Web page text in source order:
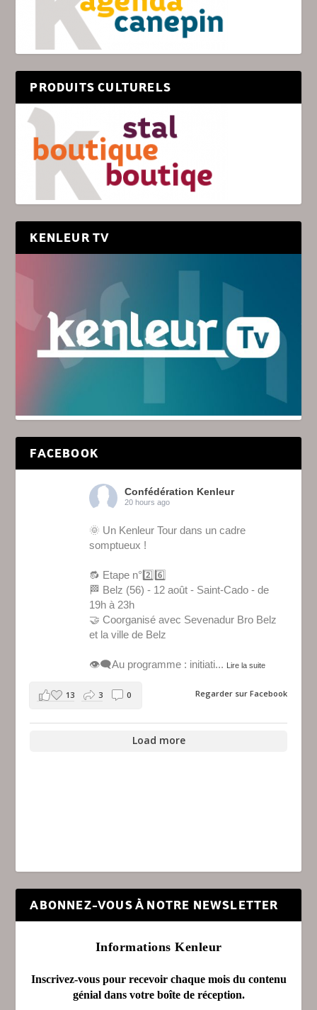
PRODUITS CULTURELS
KENLEUR TV
FACEBOOK
Confédération Kenleur
20 hours ago
🌞 Un Kenleur Tour dans un cadre
somptueux !
🔂 Etape n°2️⃣6️⃣
🏁 Belz (56) - 12 août - Saint-Cado - de
19h à 23h
🤝 Coorganisé avec Sevenadur Bro Belz
et la ville de Belz
👁️‍🗨️Au programme : initiati... Lire la suite
Regarder sur Facebook
13 3 0
Load more
ABONNEZ-VOUS À NOTRE NEWSLETTER
Informations Kenleur
Inscrivez-vous pour recevoir chaque mois du contenu
génial dans votre boîte de réception.